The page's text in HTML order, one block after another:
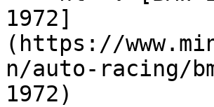
1972]
(https://
n/auto-racing/
1972)